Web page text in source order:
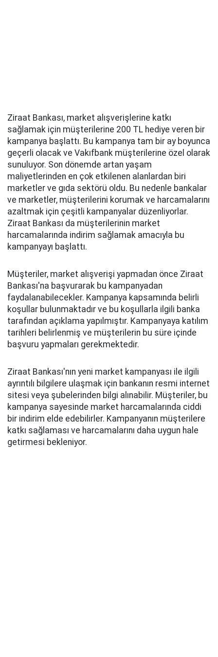
Ziraat Bankası, market alışverişlerine katkı
sağlamak için müşterilerine 200 TL hediye veren bir
kampanya başlattı. Bu kampanya tam bir ay boyunca
geçerli olacak ve Vakıfbank müşterilerine özel olarak
sunuluyor. Son dönemde artan yaşam
maliyetlerinden en çok etkilenen alanlardan biri
marketler ve gıda sektörü oldu. Bu nedenle bankalar
ve marketler, müşterilerini korumak ve harcamalarını
azaltmak için çeşitli kampanyalar düzenliyorlar.
Ziraat Bankası da müşterilerinin market
harcamalarında indirim sağlamak amacıyla bu
kampanyayı başlattı.
Müşteriler, market alışverişi yapmadan önce Ziraat
Bankası'na başvurarak bu kampanyadan
faydalanabilecekler. Kampanya kapsamında belirli
koşullar bulunmaktadır ve bu koşullarla ilgili banka
tarafından açıklama yapılmıştır. Kampanyaya katılım
tarihleri belirlenmiş ve müşterilerin bu süre içinde
başvuru yapmaları gerekmektedir.
Ziraat Bankası'nın yeni market kampanyası ile ilgili
ayrıntılı bilgilere ulaşmak için bankanın resmi internet
sitesi veya şubelerinden bilgi alınabilir. Müşteriler, bu
kampanya sayesinde market harcamalarında ciddi
bir indirim elde edebilirler. Kampanyanın müşterilere
katkı sağlaması ve harcamalarını daha uygun hale
getirmesi bekleniyor.